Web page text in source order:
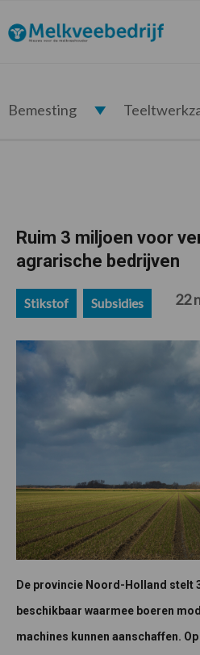
de
hoofdnavigatie
de
hoofd
de
eerste
de
voettekst
Melkveebedrijf.nl
Bemesting
Ruim 3 miljoen voor
agrarische bedrijven
Stikstof Subsidies 22
De provincie Noord-Holland stelt
beschikbaar waarmee boeren
machines kunnen aanschaffen.